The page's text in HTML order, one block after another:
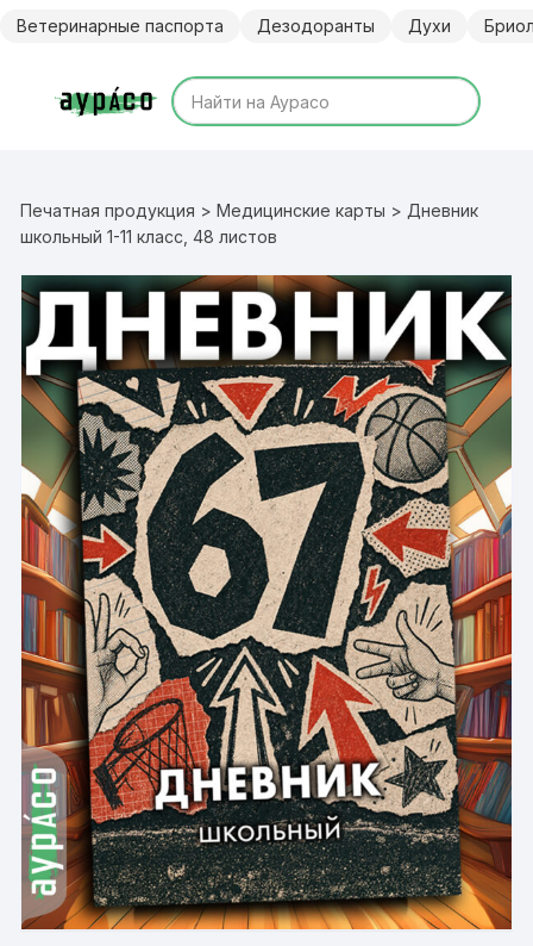
Ветеринарные паспорта Дезодоранты Духи
Печатная продукция >Медицинские карты > Дневник
школьный 1-11 класс, 48 листов